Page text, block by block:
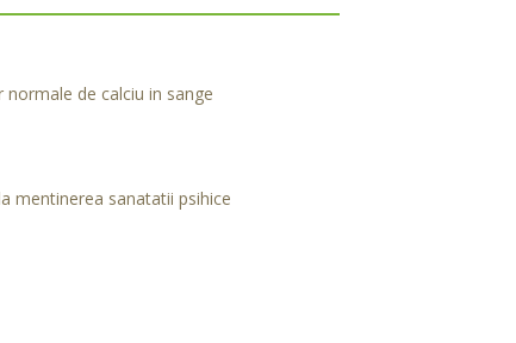
de calciu in sange
mentinerea sanatatii psihice